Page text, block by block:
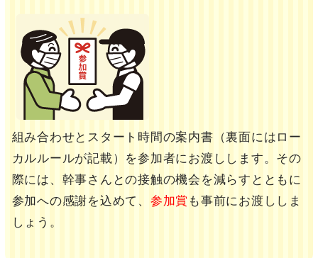
組み合わせとスタート時間の案内書（裏面にはロー
カルルールが記載）を参加者にお渡しします。その
際には、幹事さんとの接触の機会を減らすとともに
参加への感謝を込めて、 参加賞 も事前にお渡ししま
しょう。